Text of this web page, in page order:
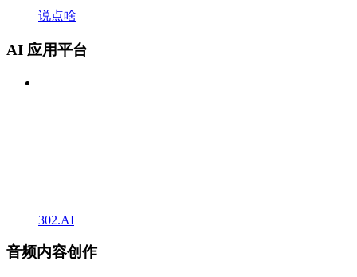
说点啥
AI 应用平台
302.AI
音频内容创作